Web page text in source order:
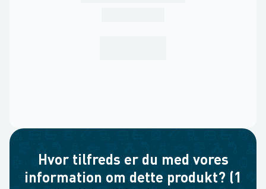
Hvor tilfreds er du med vores
information om dette produkt? (1